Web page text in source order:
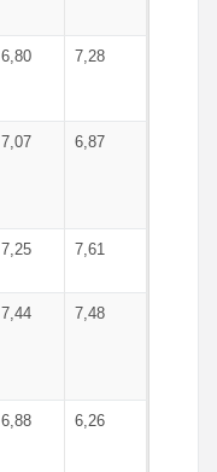
6,80 7,28
7,07 6,87
7,25 7,61
7,44 7,48
6,88 6,26